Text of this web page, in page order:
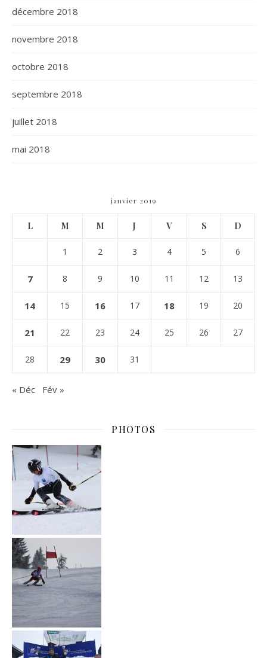
décembre 2018
novembre 2018
octobre 2018
septembre 2018
juillet 2018
mai 2018
janvier 2019
L M M J V S D
1 2 3 4 5 6
7 8 9 10 11 12 13
14 15 16 17 18 19 20
21 22 23 24 25 26 27
28 29 30 31
« Déc Fév »
PHOTOS